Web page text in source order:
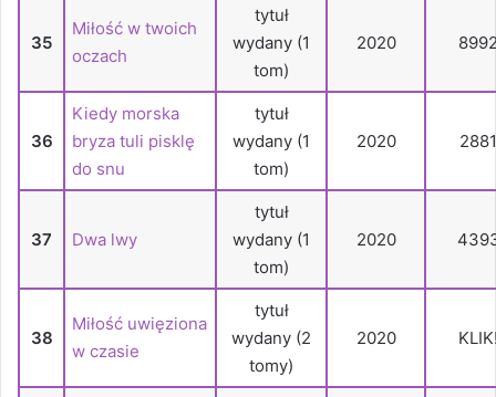
35
Miłość w twoich
oczach
tytuł
wydany (1
tom)
2020
36
Kiedy morska
bryza tuli pisklę
do snu
tytuł
wydany (1
tom)
2020 2881
37 Dwa lwy
tytuł
wydany (1
tom)
2020
38
Miłość uwięziona
w czasie
tytuł
wydany (2
tomy)
2020